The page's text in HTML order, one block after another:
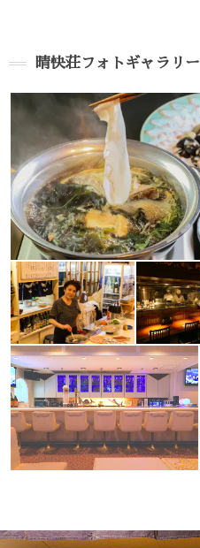
晴快荘フォトギャラリー